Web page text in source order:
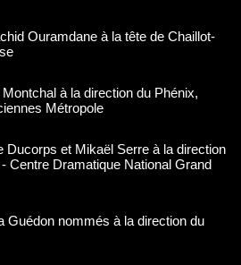
à la direction du Phénix,
Métropole
et Mikaël Serre à la direction
Centre Dramatique National Grand
nommés à la direction du
lauréats 2026